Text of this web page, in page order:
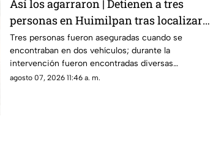
Así los agarraron | Detienen a tres
personas en Huimilpan tras localizar
presuntas sustancias ilegales
Tres personas fueron aseguradas cuando se
encontraban en dos vehículos; durante la
intervención fueron encontradas diversas
sustancias.
agosto 07, 2026 11:46 a. m.